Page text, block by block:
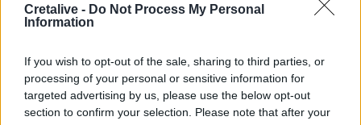
Cretalive - Do Not Process My Personal
Information
If you wish to opt-out of the sale, sharing to third parties, or
processing of your personal or sensitive information for
targeted advertising by us, please use the below opt-out
section to confirm your selection. Please note that after your
16:13
περίοδο των διακοπών
16:10
Έφυγαν» 6.000 εισιτήρια από τον κόσμο του ΟΦΗ για το